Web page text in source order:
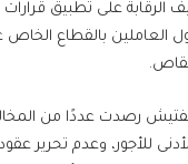
الرقابة على تطبيق
العاملين بالقطاع
رصدت عددًا من
الأدنى للأجور، وعدم تحرير